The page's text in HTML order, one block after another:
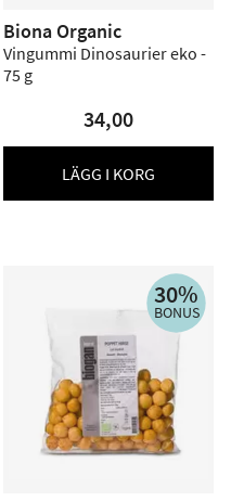
Biona Organic
Vingummi Dinosaurier eko -
75 g
34,00
LÄGG I KORG
30%
BONUS